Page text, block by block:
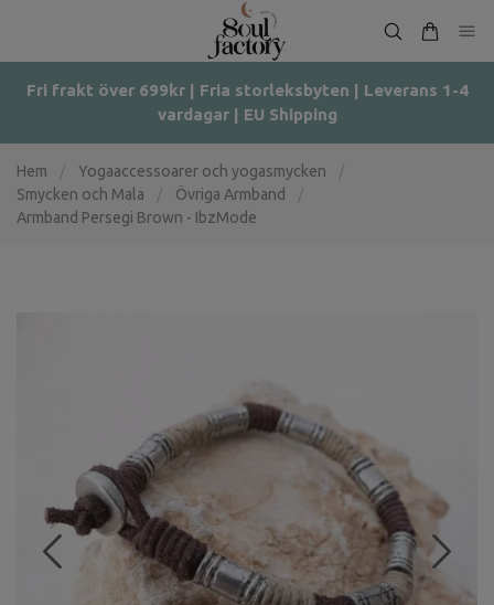
Fri frakt över 699kr | Fria storleksbyten | Leverans 1-4
vardagar | EU Shipping
Hem Yogaaccessoarer och yogasmycken
Smycken och Mala
Övriga Armband
Armband Persegi Brown - IbzMode